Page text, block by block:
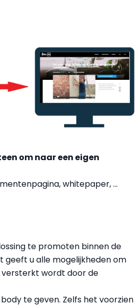
om naar een eigen
whitepaper, ...
te promoten binnen de
u alle mogelijkheden om
wordt door de
te geven. Zelfs het voorzien